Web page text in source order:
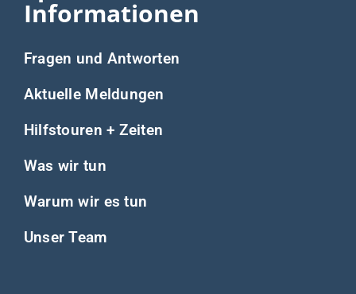
Informationen
Fragen und Antworten
Aktuelle Meldungen
Hilfstouren + Zeiten
Was wir tun
Warum wir es tun
Unser Team